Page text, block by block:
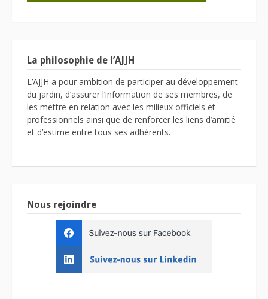
La philosophie de l’AJJH
L’AJJH a pour ambition de participer au développement
du jardin, d’assurer l’information de ses membres, de
les mettre en relation avec les milieux officiels et
professionnels ainsi que de renforcer les liens d’amitié
et d’estime entre tous ses adhérents.
Nous rejoindre